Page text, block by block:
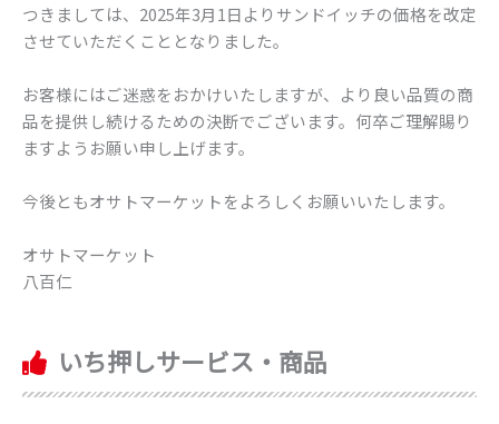
つきましては、2025年3月1日よりサンドイッチの価格を改定
させていただくこととなりました。
お客様にはご迷惑をおかけいたしますが、より良い品質の商
品を提供し続けるための決断でございます。何卒ご理解賜り
ますようお願い申し上げます。
今後ともオサトマーケットをよろしくお願いいたします。
オサトマーケット
八百仁
いち押しサービス・商品